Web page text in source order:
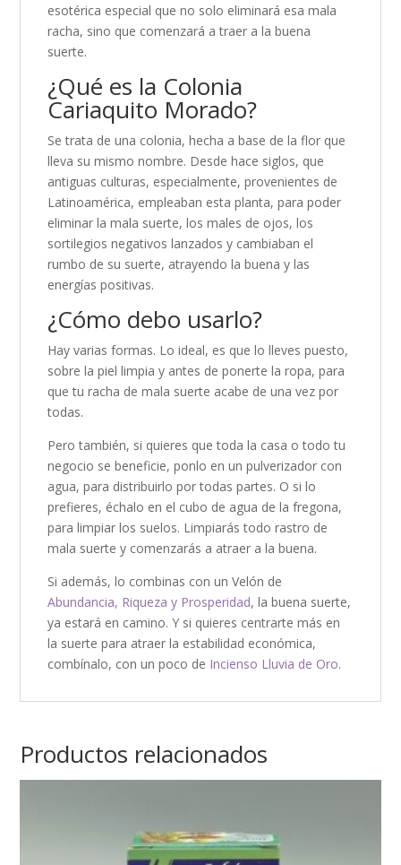
esotérica especial que no solo eliminará esa mala
racha, sino que comenzará a traer a la buena
suerte.
¿Qué es la Colonia
Cariaquito Morado?
Se trata de una colonia, hecha a base de la flor que
lleva su mismo nombre. Desde hace siglos, que
antiguas culturas, especialmente, provenientes de
Latinoamérica, empleaban esta planta, para poder
eliminar la mala suerte, los males de ojos, los
sortilegios negativos lanzados y cambiaban el
rumbo de su suerte, atrayendo la buena y las
energías positivas.
¿Cómo debo usarlo?
Hay varias formas. Lo ideal, es que lo lleves puesto,
sobre la piel limpia y antes de ponerte la ropa, para
que tu racha de mala suerte acabe de una vez por
todas.
Pero también, si quieres que toda la casa o todo tu
negocio se beneficie, ponlo en un pulverizador con
agua, para distribuirlo por todas partes. O si lo
prefieres, échalo en el cubo de agua de la fregona,
para limpiar los suelos. Limpiarás todo rastro de
mala suerte y comenzarás a atraer a la buena.
Si además, lo combinas con un Velón de
Abundancia, Riqueza y Prosperidad, la buena suerte,
ya estará en camino. Y si quieres centrarte más en
la suerte para atraer la estabilidad económica,
combínalo, con un poco de Incienso Lluvia de Oro.
Productos relacionados